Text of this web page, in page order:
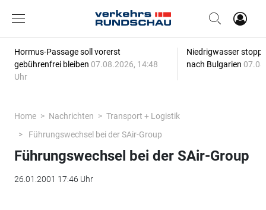
Hormus-Passage soll vorerst
gebührenfrei bleiben 07.08.2026, 14:48
Uhr
Niedrigwasser
nach Bulgarien
Home Nachrichten
Transport + Logistik
Führungswechsel bei der SAir-Group
Führungswechsel bei der SAir-Group
26.01.2001 17:46 Uhr